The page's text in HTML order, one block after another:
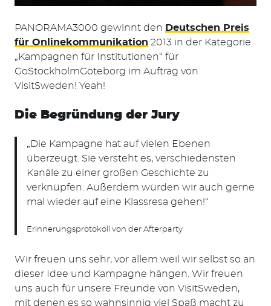
Suchen
PANORAMA3000 gewinnt den Deutschen Preis
für Onlinekommunikation 2013 in der Kategorie
„Kampagnen für Institutionen“ für
GoStockholmGöteborg im Auftrag von
VisitSweden! Yeah!
Die Begründung der Jury
„Die Kampagne hat auf vielen Ebenen
überzeugt. Sie versteht es, verschiedensten
Kanäle zu einer großen Geschichte zu
verknüpfen. Außerdem würden wir auch gerne
mal wieder auf eine Klassresa gehen!“
Erinnerungsprotokoll von der Afterparty
Wir freuen uns sehr, vor allem weil wir selbst so an
dieser Idee und Kampagne hängen. Wir freuen
uns auch für unsere Freunde von VisitSweden,
mit denen es so wahnsinnig viel Spaß macht zu